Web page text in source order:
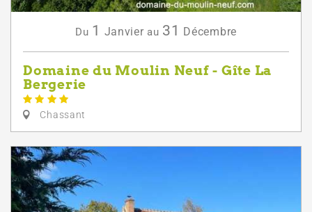
Du 1 Janvier au 31 Décembre
Domaine du Moulin Neuf - Gîte La
Bergerie
Chassant